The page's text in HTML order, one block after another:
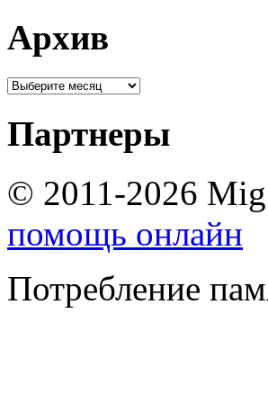
Архив
Партнеры
© 2011-2026
помощь онлайн
Потребление